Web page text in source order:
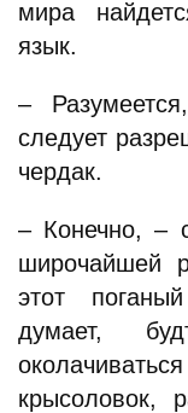
мира
язык.
–
следует
чердак.
– Конечно, –
широчайшей
этот
думает,
крысоловок,